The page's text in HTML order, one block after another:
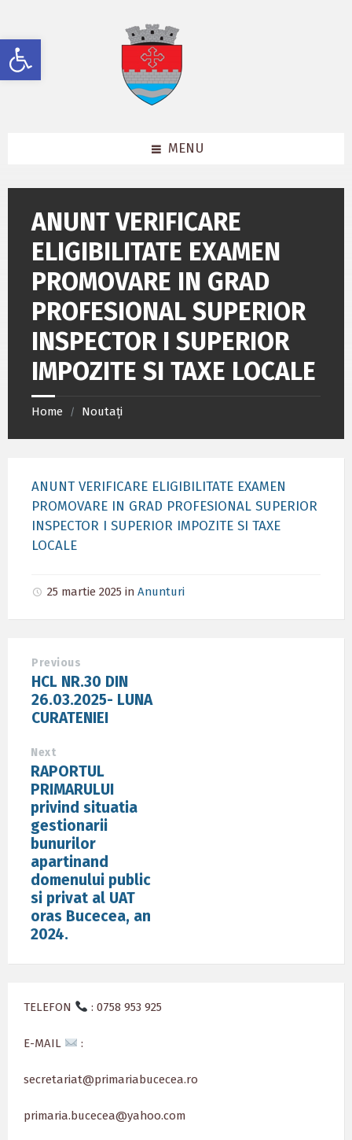
Deschide bara de unelte
content
left
sidebar
footer
MENU
ANUNT VERIFICARE
ELIGIBILITATE EXAMEN
PROMOVARE IN GRAD
PROFESIONAL SUPERIOR
INSPECTOR I SUPERIOR
IMPOZITE SI TAXE LOCALE
Home / Noutați
ANUNT VERIFICARE ELIGIBILITATE EXAMEN
PROMOVARE IN GRAD PROFESIONAL SUPERIOR
INSPECTOR I SUPERIOR IMPOZITE SI TAXE
LOCALE
25 martie 2025 in Anunturi
Previous
HCL NR.30 DIN
26.03.2025- LUNA
CURATENIEI
Next
RAPORTUL
PRIMARULUI
privind situatia
gestionarii
bunurilor
apartinand
domenului public
si privat al UAT
oras Bucecea, an
2024.
TELEFON : 0758 953 925
E-MAIL :
secretariat@primariabucecea.ro
primaria.bucecea@yahoo.com